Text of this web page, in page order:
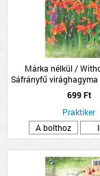
Márka nélkül /
Sáfrányfű
699 Ft
Praktiker
A bolthoz